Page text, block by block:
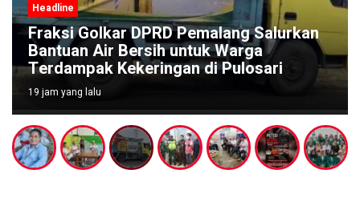
Headline
Fraksi Golkar DPRD Pemalang Salurkan
Bantuan Air Bersih untuk Warga
Terdampak Kekeringan di Pulosari
19 jam yang lalu